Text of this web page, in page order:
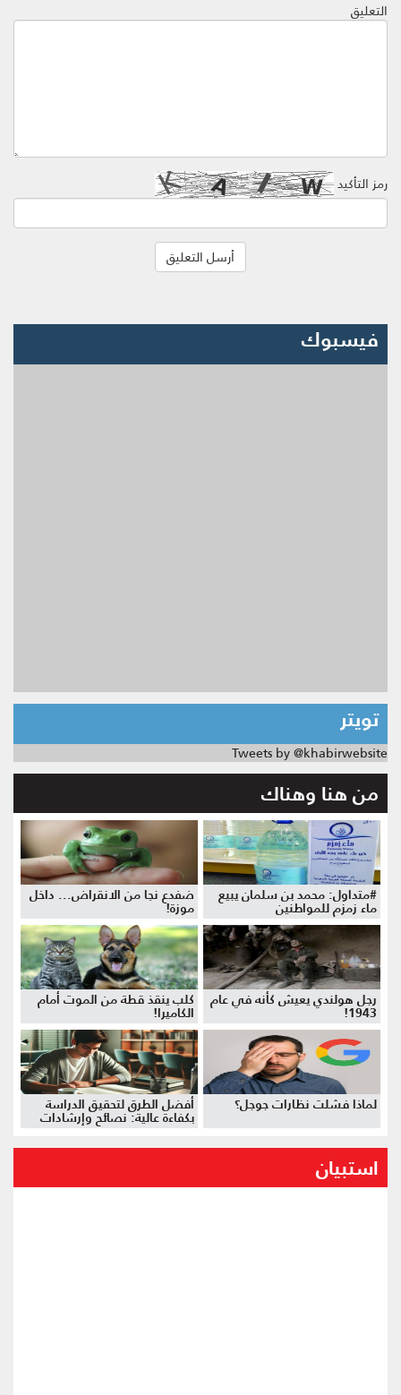
التعليق
رمز التأكيد
فيسبوك
تويتر
Tweets by @khabirwebsite
من هنا وهناك
#متداول: محمد بن سلمان يبيع
ماء زمزم للمواطنين
ضفدع نجا من الانقراض... داخل
موزة!
رجل هولندي يعيش كأنه في عام
1943!
كلب ينقذ قطة من الموت أمام
الكاميرا!
لماذا فشلت نظارات جوجل؟ أفضل الطرق لتحقيق الدراسة
بكفاءة عالية: نصائح وإرشادات
استبيان